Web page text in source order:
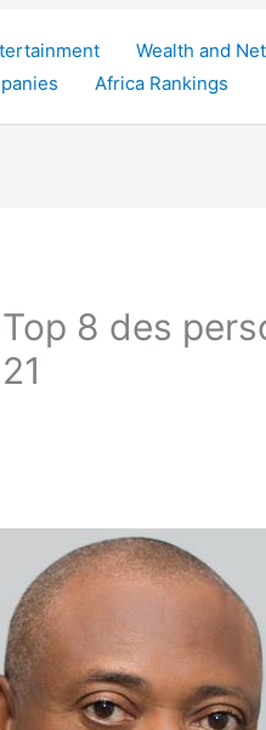
Wealth and
Africa Rankings
8 des